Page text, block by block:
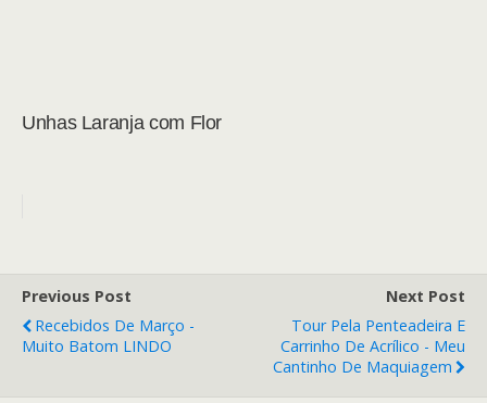
Unhas Laranja com Flor
Previous Post
Recebidos De Março -
Muito Batom LINDO
Next Post
Tour Pela Penteadeira E
Carrinho De Acrílico - Meu
Cantinho De Maquiagem